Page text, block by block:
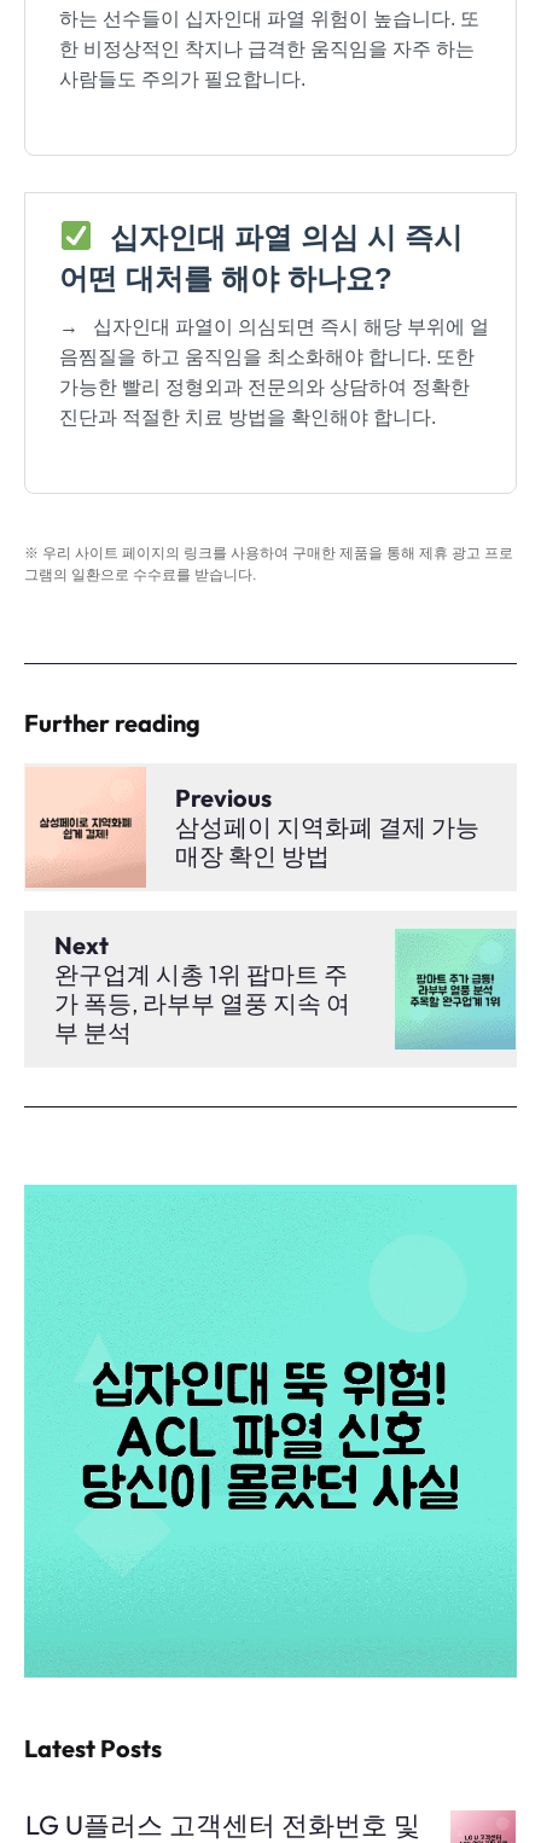
하는 선수들이 십자인대 파열 위험이 높습니다. 또
한 비정상적인 착지나 급격한 움직임을 자주 하는
사람들도 주의가 필요합니다.
십자인대 파열 의심 시 즉시
어떤 대처를 해야 하나요?
→
십자인대 파열이 의심되면 즉시 해당 부위에 얼
음찜질을 하고 움직임을 최소화해야 합니다. 또한
가능한 빨리 정형외과 전문의와 상담하여 정확한
진단과 적절한 치료 방법을 확인해야 합니다.
※ 우리 사이트 페이지의 링크를 사용하여 구매한 제품을 통해 제휴 광고 프로
그램의 일환으로 수수료를 받습니다.
Further reading
Previous
삼성페이 지역화폐 결제 가능
매장 확인 방법
Next
완구업계 시총 1위 팝마트 주
가 폭등, 라부부 열풍 지속 여
부 분석
Latest Posts
LG U플러스 고객센터 전화번호 및